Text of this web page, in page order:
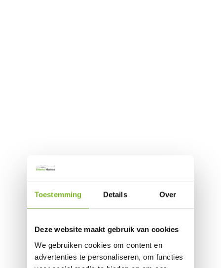
Toestemming Details Over
Deze website maakt gebruik van cookies
We gebruiken cookies om content en
advertenties te personaliseren, om functies